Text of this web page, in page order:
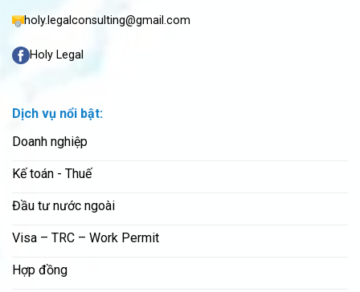
holy.legalconsulting@gmail.com
Holy Legal
Dịch vụ nổi bật:
Doanh nghiệp
Kế toán - Thuế
Đầu tư nước ngoài
Visa – TRC – Work Permit
Hợp đồng